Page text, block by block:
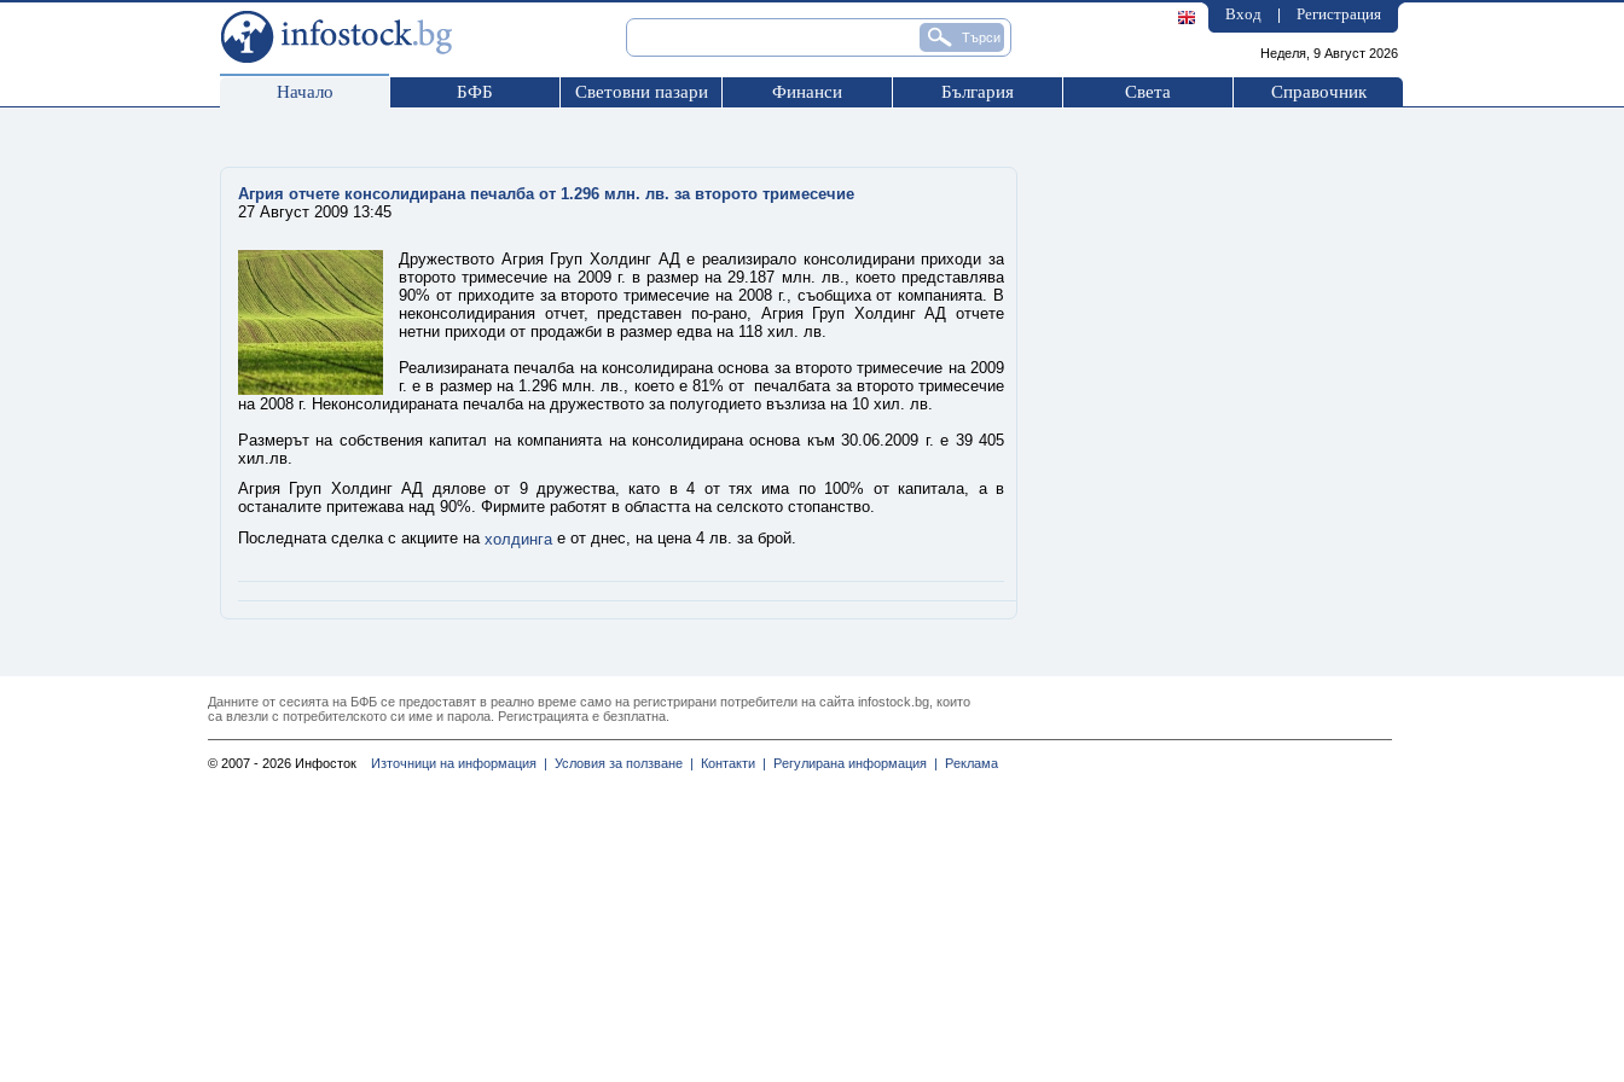
Вход Регистрация
Неделя, 9 Август 2026
Начало БФБ Световни пазари Финанси България Света Справочник
Агрия отчете консолидирана печалба от 1.296 млн. лв. за второто тримесечие
27 Август 2009 13:45
Дружеството Агрия Груп Холдинг АД е реализирало консолидирани приходи за
второто тримесечие на 2009 г. в размер на 29.187 млн. лв., което представлява
90% от приходите за второто тримесечие на 2008 г., съобщиха от компанията. В
неконсолидирания отчет, представен по-рано, Агрия Груп Холдинг АД отчете
нетни приходи от продажби в размер едва на 118 хил. лв.
Реализираната печалба на консолидирана основа за второто тримесечие на 2009
г. е в размер на 1.296 млн. лв., което е 81% от печалбата за второто тримесечие
на 2008 г. Неконсолидираната печалба на дружеството за полугодието възлиза на 10 хил. лв.
Размерът на собствения капитал на компанията на консолидирана основа към 30.06.2009 г. е 39 405
хил.лв.
Агрия Груп Холдинг АД дялове от 9 дружества, като в 4 от тях има по 100% от капитала, а в
останалите притежава над 90%. Фирмите работят в областта на селското стопанство.
Последната сделка с акциите на холдинга е от днес, на цена 4 лв. за брой.
Данните от сесията на БФБ се предоставят в реално време само на регистрирани потребители на сайта infostock.bg, които
са влезли с потребителското си име и парола. Регистрацията е безплатна.
© 2007 - 2026 Инфосток Източници на информация | Условия за ползване | Контакти | Регулирана информация | Реклама